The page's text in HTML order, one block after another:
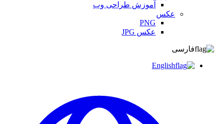
آموزش طراحی وب
عکس
PNG
عکس JPG
فارسی
English